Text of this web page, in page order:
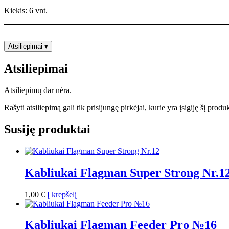
Kiekis: 6 vnt.
Atsiliepimai ▾
Atsiliepimai
Atsiliepimų dar nėra.
Rašyti atsiliepimą gali tik prisijungę pirkėjai, kurie yra įsigiję šį
Susiję produktai
Kabliukai Flagman Super Strong
1,00 € Į krepšelį
Kabliukai Flagman Feeder Pro №16